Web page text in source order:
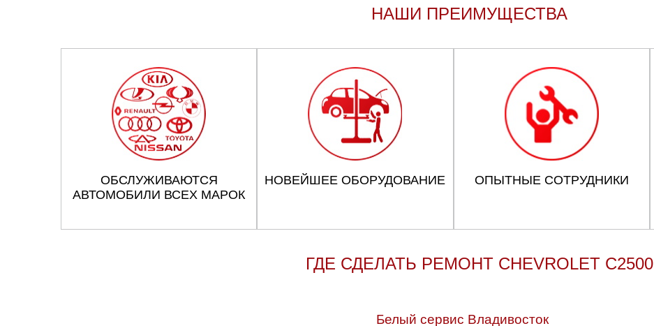
НАШИ ПРЕИМУЩЕСТВА
ОБСЛУЖИВАЮТСЯ
АВТОМОБИЛИ ВСЕХ МАРОК
НОВЕЙШЕЕ ОБОРУДОВАНИЕ ОПЫТНЫЕ СОТРУДНИКИ
ГДЕ СДЕЛАТЬ РЕМОНТ CHEVROLET C2500
Белый сервис Владивосток